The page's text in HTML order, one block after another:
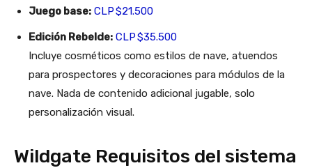
Juego base: CLP $21.500
Edición Rebelde: CLP $35.500
Incluye cosméticos como estilos de nave, atuendos
para prospectores y decoraciones para módulos de la
nave. Nada de contenido adicional jugable, solo
personalización visual.
Wildgate Requisitos del sistema